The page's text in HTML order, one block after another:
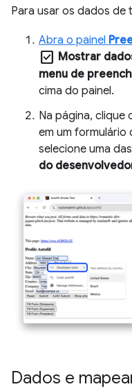
Para usar os dados de
Abra o painel
check_box Mostrar
menu de
cima do painel.
Na página,
em um
selecione uma
do
Dados e